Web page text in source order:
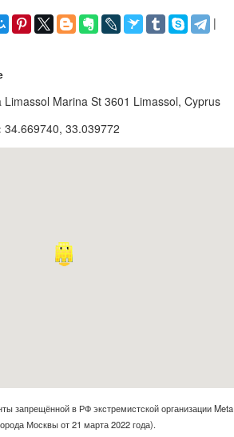
|
Limassol Marina St 3601 Limassol, Cyprus
34.669740, 33.039772
запрещённой в РФ экстремистской организации Meta
Москвы от 21 марта 2022 года).